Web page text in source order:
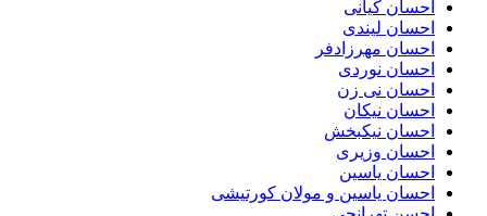
احسان کیانی
احسان لیندی
احسان مهرزادفر
احسان نوردی
احسان نی زن
احسان نیکان
احسان نیکبخش
احسان وزیری
احسان یاسین
احسان یاسین و مولان کورتیشی